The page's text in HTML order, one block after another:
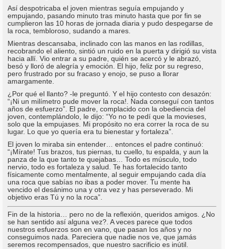
Así despotricaba el joven mientras seguía empujando y
empujando, pasando minuto tras minuto hasta que por fin se
cumplieron las 10 horas de jornada diaria y pudo despegarse de
la roca, tembloroso, sudando a mares.
Mientras descansaba, inclinado con las manos en las rodillas,
recobrando el aliento, sintió un ruido en la puerta y dirigió su vista
hacia allí. Vio entrar a su padre, quién se acercó y le abrazó,
besó y lloró de alegría y emoción. El hijo, feliz por su regreso,
pero frustrado por su fracaso y enojo, se puso a llorar
amargamente.
¿Por qué el llanto? -le preguntó. Y el hijo contesto con desazón:
“¡Ni un milímetro pude mover la roca!. Nada conseguí con tantos
años de esfuerzo”. El padre, complacido con la obediencia del
joven, contemplándolo, le dijo: “Yo no te pedí que la movieses,
solo que la empujases. Mi propósito no era correr la roca de su
lugar. Lo que yo quería era tu bienestar y fortaleza”.
El joven lo miraba sin entender… entonces el padre continuó:
“¡Mírate! Tus brazos, tus piernas, tu cuello, tu espalda, y aun la
panza de la que tanto te quejabas… Todo es músculo, todo
nervio, todo es fortaleza y salud. Te has fortalecido tanto
físicamente como mentalmente, al seguir empujando cada día
una roca que sabías no ibas a poder mover. Tu mente ha
vencido el desánimo una y otra vez y has perseverado. Mi
objetivo eras Tú y no la roca”.
Fin de la historia… pero no de la reflexión, queridos amigos. ¿No
se han sentido así alguna vez?. A veces parece que todos
nuestros esfuerzos son en vano, que pasan los años y no
conseguimos nada. Pareciera que nadie nos ve, que jamás
seremos recompensados, que nuestro sacrificio es inútil.